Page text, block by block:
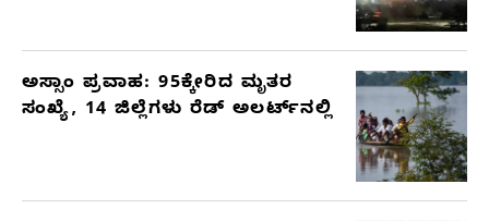
ಅಸ್ಸಾಂ ಪ್ರವಾಹ: 95ಕ್ಕೇರಿದ ಮೃತರ
ಸಂಖ್ಯೆ, 14 ಜಿಲ್ಲೆಗಳು ರೆಡ್ ಅಲರ್ಟ್‌ನಲ್ಲಿ